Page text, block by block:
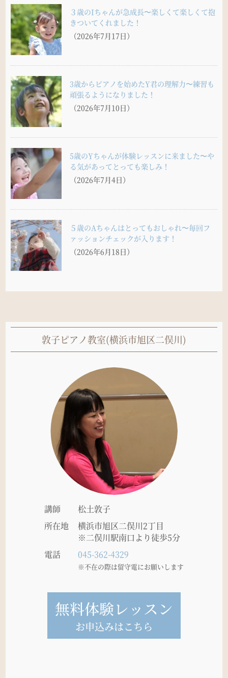
３歳のIちゃんが急成長〜楽しくて楽しくて抱
きついてくれました！
（2026年7月17日）
3歳からピアノを始めたY君の理解力〜練習も
頑張るようになりました！
（2026年7月10日）
5歳のYちゃんが体験レッスンに来ました〜や
る気があってとっても楽しみ！
（2026年7月4日）
５歳のAちゃんはとってもおしゃれ〜毎回フ
ァッションチェックが入ります！
（2026年6月18日）
敦子ピアノ教室(横浜市旭区二俣川)
講師
松土敦子
所在地
横浜市旭区二俣川2丁目
※二俣川駅南口より徒歩5分
電話
045-362-4329
※不在の際は留守電にお願いします
無料体験レッスン
お申込みはこちら